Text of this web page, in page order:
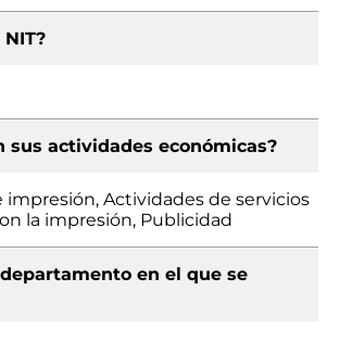
sus actividades económicas?
impresión, Actividades de servicios
la impresión, Publicidad
en el que se